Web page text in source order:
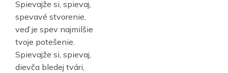
Spievajže si, spievaj,
spevavé stvorenie,
veď je spev najmilšie
tvoje potešenie.
Spievajže si, spievaj,
dievča bledej tvári,